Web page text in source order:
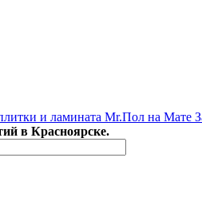
в Красноярске.